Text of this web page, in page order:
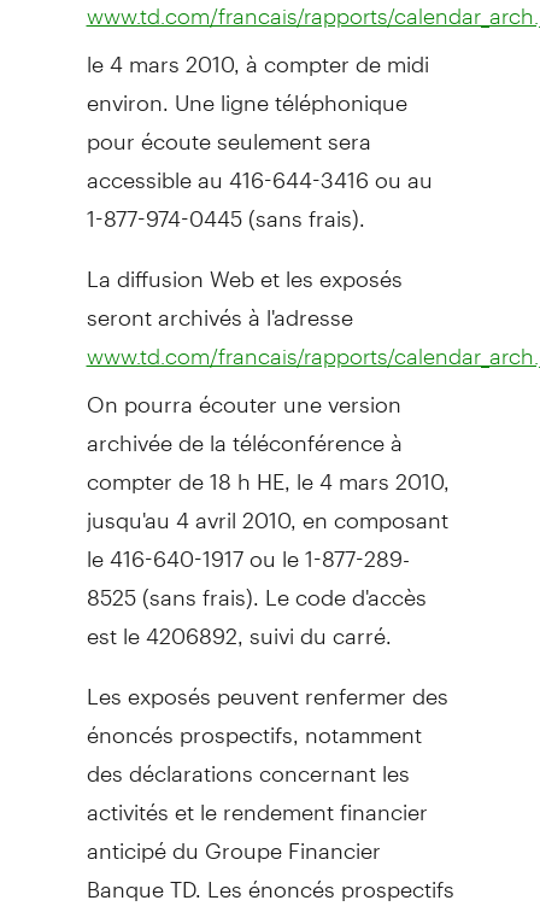
www.td.com/francais/rapports/
le 4 mars 2010, à compter de midi
environ. Une ligne téléphonique
pour écoute seulement sera
accessible au 416-644-3416 ou au
1-877-974-0445 (sans frais).
La diffusion Web et les exposés
seront archivés à l'adresse
www.td.com/francais/rapports/
On pourra écouter une version
archivée de la téléconférence à
compter de 18 h HE, le 4 mars 2010,
jusqu'au 4 avril 2010, en composant
le 416-640-1917 ou le 1-877-289-
8525 (sans frais). Le code d'accès
est le 4206892, suivi du carré.
Les exposés peuvent renfermer des
énoncés prospectifs, notamment
des déclarations concernant les
activités et le rendement financier
anticipé du Groupe Financier
Banque TD. Les énoncés prospectifs